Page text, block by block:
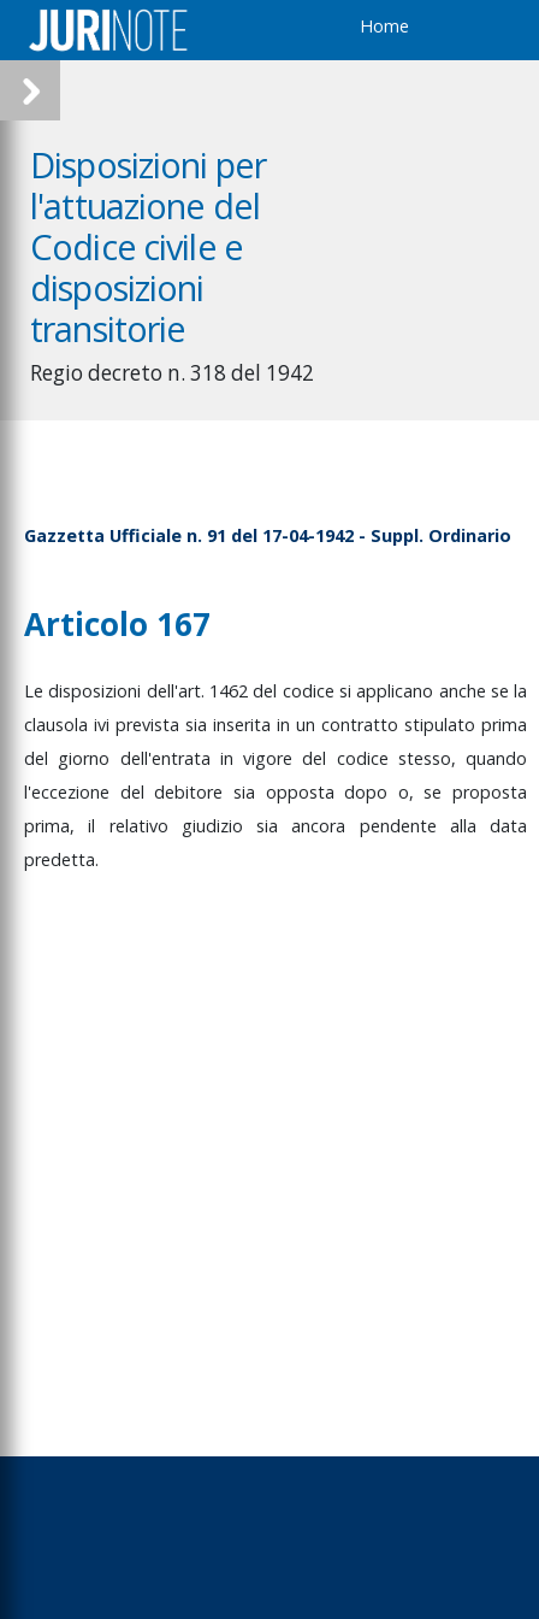
Home
Disposizioni per
l'attuazione del
Codice civile e
disposizioni
transitorie
Regio decreto n. 318 del 1942
Gazzetta Ufficiale n. 91 del 17-04-1942 - Suppl. Ordinario
Articolo 167
Ledisposizioni dell'art. 1462del codice siapplicano anche sela
clausola ivi prevista sia inserita in un contratto stipulato prima
del giorno dell'entrata in vigoredel codice stesso, quando
l'eccezione deldebitore sia oppostadopo o,se proposta
prima,il relativo giudizio siaancora pendente alla data
predetta.